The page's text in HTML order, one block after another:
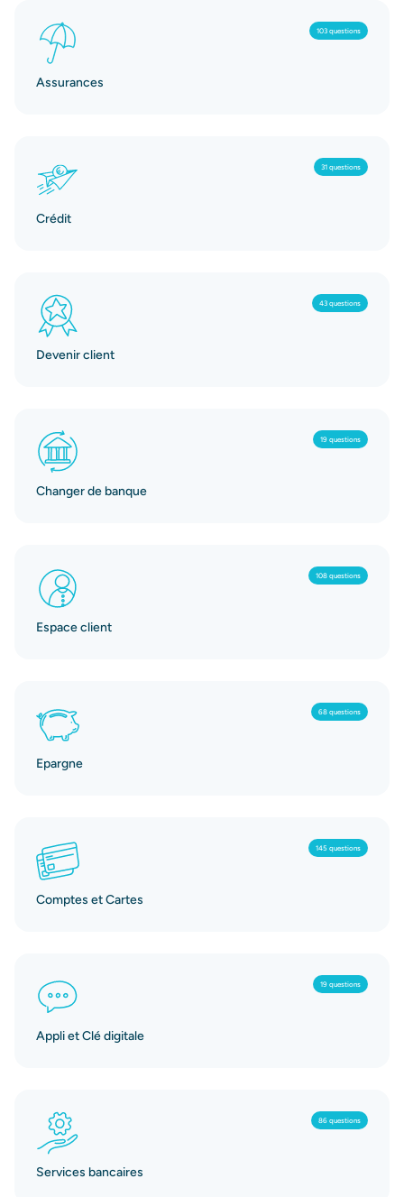
103 questions
Assurances
31 questions
Crédit
43 questions
Devenir client
19 questions
Changer de banque
108 questions
Espace client
68 questions
Epargne
145 questions
Comptes et Cartes
19 questions
Appli et Clé digitale
86 questions
Services bancaires